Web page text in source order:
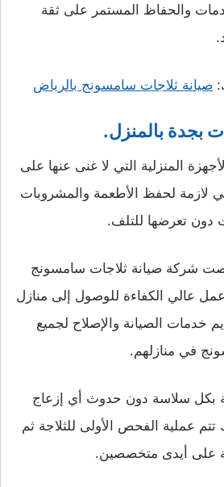
والحفاظ المستمر على ثقة
صيانة ثلاجات سامسونج بالرياض
بجدة بالمنزل.
المنزلية التي لا غنى عنها على
لازمة لحفظ الأطعمة والمشروبات
دون تعرضها للتلف.
شركة صيانة ثلاجات سامسونج
عالي الكفاءة للوصول إلى منازل
خدمات الصيانة والإصلاح لجميع
في منازلهم.
بكل سلاسة دون حدوث أي إزعاج
تتم عملية الفحص الأولى للثلاجة ثم
على أيدى متخصصين.